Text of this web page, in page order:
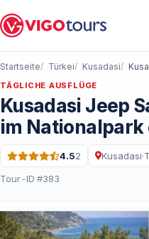
Startseite Türkei Kusadasi
TÄGLICHE AUSFLÜGE
Kusadasi Jeep
im Nationalpark
Bewertung: 4.5 von 5 · 2
4.52 Kusadasi·
Tour-ID #383